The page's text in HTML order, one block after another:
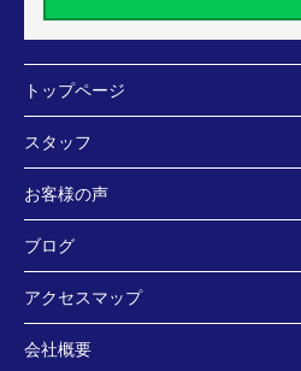
トップページ
スタッフ
お客様の声
ブログ
アクセスマップ
会社概要